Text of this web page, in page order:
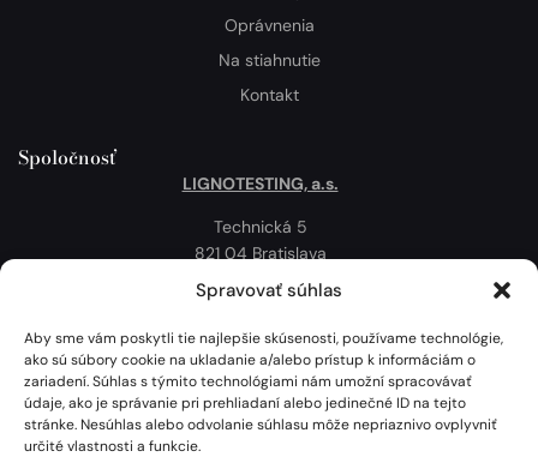
Spravovať súhlas
Aby sme vám poskytli tie najlepšie skúsenosti, používame technológie,
ako sú súbory cookie na ukladanie a/alebo prístup k informáciám o
zariadení. Súhlas s týmito technológiami nám umožní spracovávať
údaje, ako je správanie pri prehliadaní alebo jedinečné ID na tejto
stránke. Nesúhlas alebo odvolanie súhlasu môže nepriaznivo ovplyvniť
určité vlastnosti a funkcie.
Oprávnenia
Na stiahnutie
Kontakt
Spoločnosť
LIGNOTESTING, a.s.
Technická 5
821 04 Bratislava
Slovenská republika
Politika používania cookies
Mapa